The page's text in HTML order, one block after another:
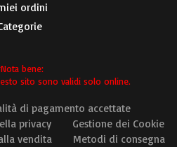
ordini
bene:
sito sono validi solo online.
di pagamento accettate
privacy
Gestione dei Cookie
vendita
Metodi di consegna